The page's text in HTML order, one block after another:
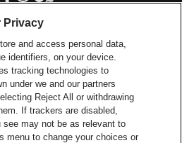
website van Europcar
Ga naar de
website van Coca-Cola
Ga naar de website van
Ga naar
website van Champagne
Ga naar de website
Privacy
and access personal data,
identifiers, on your device.
tracking technologies to
under we and our partners
Reject All or withdrawing
If trackers are disabled,
may not be as relevant to
menu to change your choices or